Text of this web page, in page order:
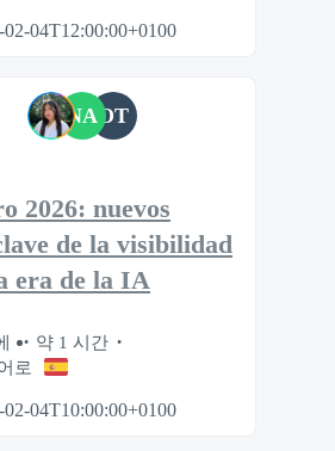
02-04T12:00:00+0100
NA OT
2026: nuevos
de la visibilidad
era de la IA
약 1 시간
로
02-04T10:00:00+0100